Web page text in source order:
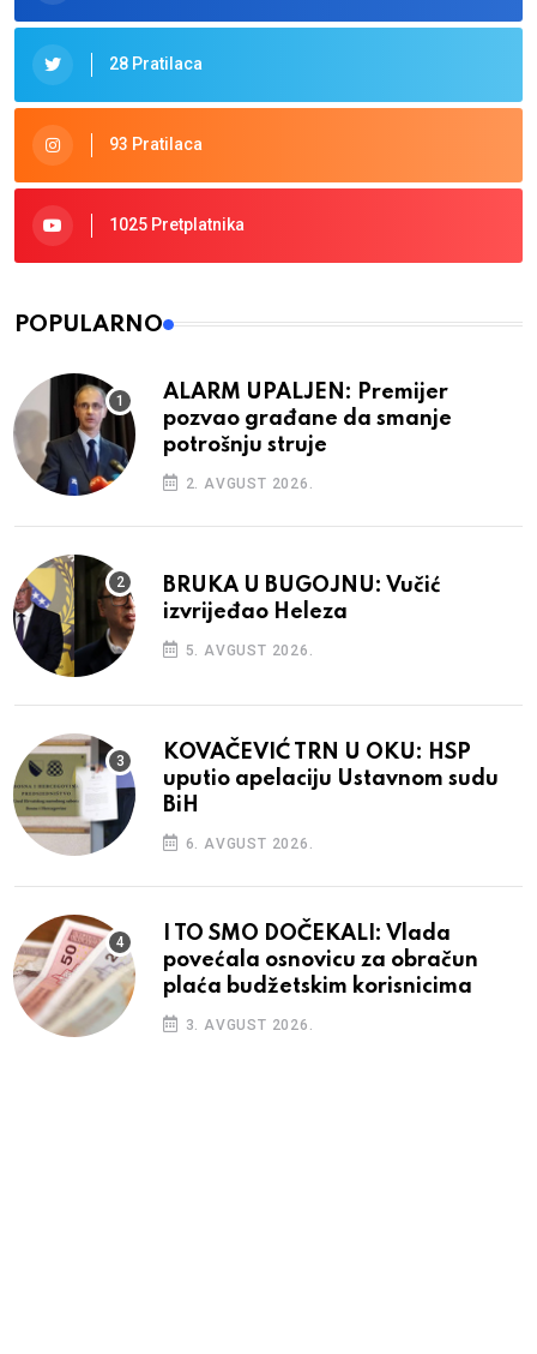
28 Pratilaca
93 Pratilaca
1025 Pretplatnika
POPULARNO
ALARM UPALJEN: Premijer
pozvao građane da smanje
potrošnju struje
2. AVGUST 2026.
BRUKA U BUGOJNU: Vučić
izvrijeđao Heleza
5. AVGUST 2026.
KOVAČEVIĆ TRN U OKU: HSP
uputio apelaciju Ustavnom sudu
BiH
6. AVGUST 2026.
I TO SMO DOČEKALI: Vlada
povećala osnovicu za obračun
plaća budžetskim korisnicima
3. AVGUST 2026.